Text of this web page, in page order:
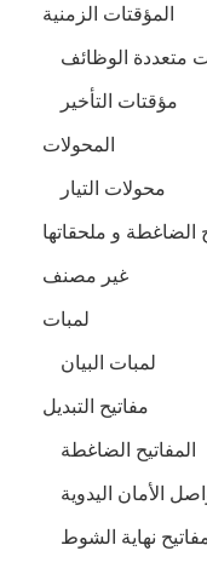
المؤقتات الزمنية
متعددة الوظائف
مؤقتات التأخير
المحولات
محولات التيار
الضاغطة و ملحقاتها
غير مصنف
لمبات
لمبات البيان
مفاتيح التبديل
المفاتيح الضاغطة
الأمان اليدوية
نهاية الشوط